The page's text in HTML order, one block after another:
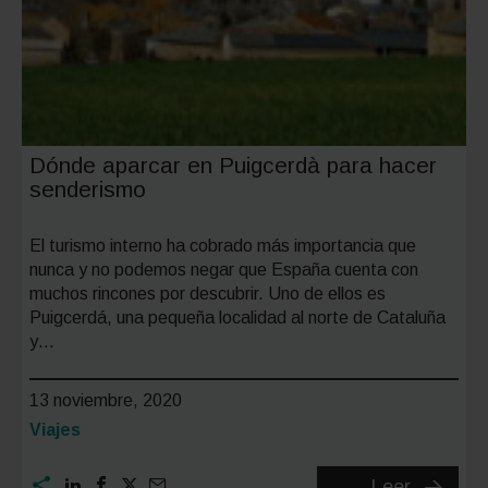
Dónde aparcar en Puigcerdà para hacer
senderismo
El turismo interno ha cobrado más importancia que
nunca y no podemos negar que España cuenta con
muchos rincones por descubrir. Uno de ellos es
Puigcerdá, una pequeña localidad al norte de Cataluña
y…
13 noviembre, 2020
Categoría:
Viajes